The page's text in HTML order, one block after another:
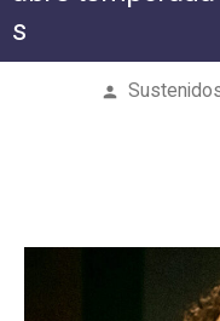
s
Publicado